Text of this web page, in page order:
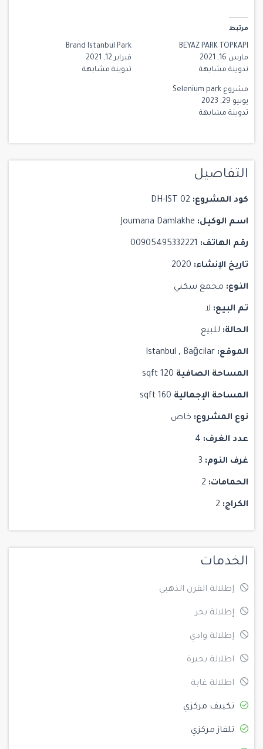
مرتبط
BEYAZ PARK TOPKAPI
مارس 16, 2021
تدوينة مشابهة
Brand Istanbul Park
فبراير 12, 2021
تدوينة مشابهة
مشروع Selenium park
يونيو 29, 2023
تدوينة مشابهة
التفاصيل
كود المشروع:
اسم الوكيل:
رقم الهاتف:
تاريخ الإنشاء:
النوع: مجمع سكني
تم البيع:
الحالة:
الموقع: Istanbul , Bağcilar
المساحة الصافية
المساحة الإجمالية
نوع المشروع: خاص
عدد الغرف:
غرف النوم:
الحمامات:
الكراج:
الخدمات
إطلالة القرن الذهبي
إطلالة بحر
إطلالة وادي
اطلالة بحيرة
اطلالة غابة
تكييف مركزي
تلفاز مركزي